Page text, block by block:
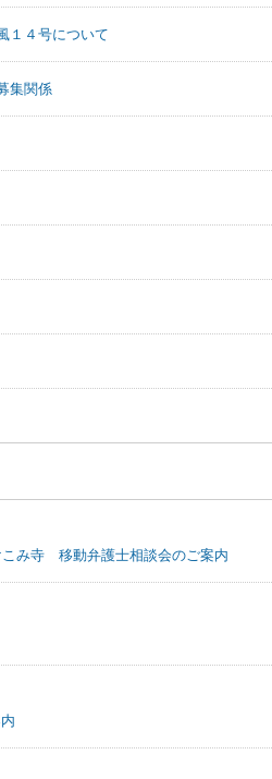
１４号について
集関係
み寺 移動弁護士相談会のご案内